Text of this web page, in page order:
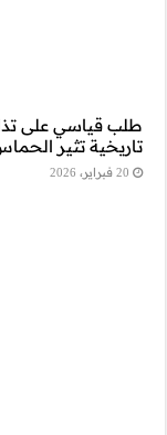
على تذاكر مونديال 2026: فيفا يكشف عن أرقام